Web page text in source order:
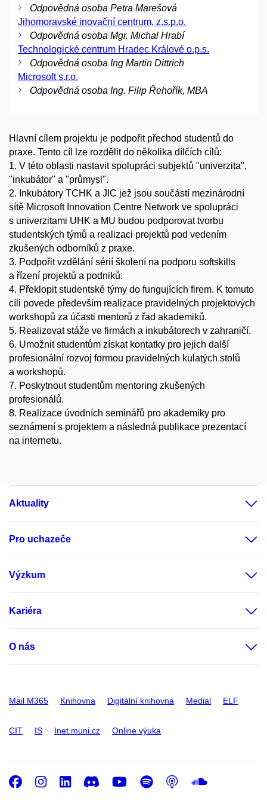
Odpovědná osoba Petra Marešová
Jihomoravské inovační centrum, z.s.p.o.
Odpovědná osoba Mgr. Michal Hrabí
Technologické centrum Hradec Králové o.p.s.
Odpovědná osoba Ing Martin Dittrich
Microsoft s.r.o.
Odpovědná osoba Ing. Filip Řehořík, MBA
Hlavní cílem projektu je podpořit přechod studentů do
praxe. Tento cíl lze rozdělit do několika dílčích cílů:
1. V této oblasti nastavit spolupráci subjektů "univerzita",
"inkubátor" a "průmysl".
2. Inkubátory TCHK a JIC jež jsou součástí mezinárodní
sítě Microsoft Innovation Centre Network ve spolupráci
s univerzitami UHK a MU budou podporovat tvorbu
studentských týmů a realizaci projektů pod vedením
zkušených odborníků z praxe.
3. Podpořit vzdělání sérií školení na podporu softskills
a řízení projektů a podniků.
4. Překlopit studentské týmy do fungujících firem. K tomuto
cíli povede především realizace pravidelných projektových
workshopů za účasti mentorů z řad akademiků.
5. Realizovat stáže ve firmách a inkubátorech v zahraničí.
6. Umožnit studentům získat kontatky pro jejich další
profesionální rozvoj formou pravidelných kulatých stolů
a workshopů.
7. Poskytnout studentům mentoring zkušených
profesionálů.
8. Realizace úvodních seminářů pro akademiky pro
seznámení s projektem a následná publikace prezentací
na internetu.
Aktuality
Pro uchazeče
Výzkum
Kariéra
O nás
Mail M365 Knihovna Digitální knihovna Medial ELF
CIT IS Inet.muni.cz Online výuka
Facebook
Instagram
LinkedIn
DiscordYoutube
Spotify
Podcast